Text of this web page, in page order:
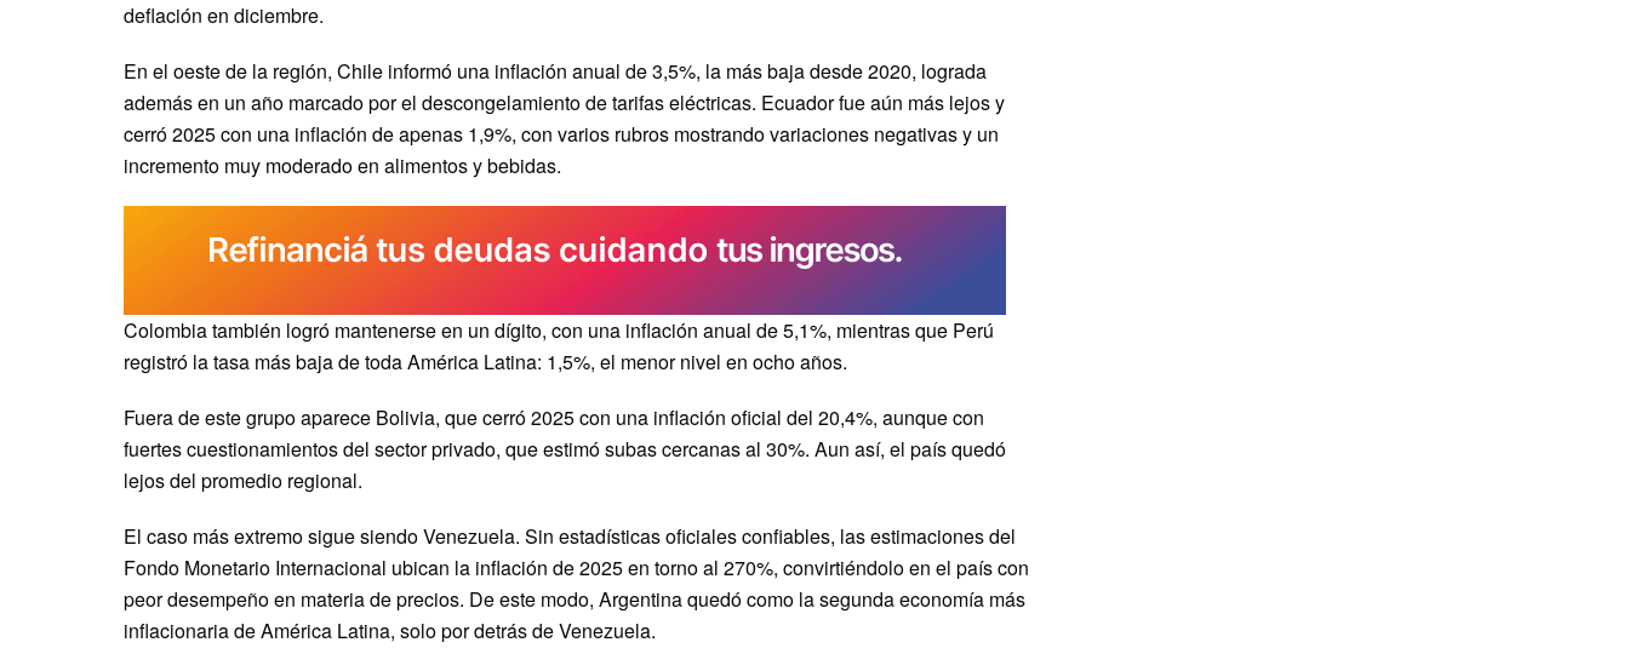
deflación en diciembre.
En el oeste de la región, Chile informó una inflación anual de 3,5%, la más baja desde 2020, lograda
además en un año marcado por el descongelamiento de tarifas eléctricas. Ecuador fue aún más lejos y
cerró 2025 con una inflación de apenas 1,9%, con varios rubros mostrando variaciones negativas y un
incremento muy moderado en alimentos y bebidas.
Colombia también logró mantenerse en un dígito, con una inflación anual de 5,1%, mientras que Perú
registró la tasa más baja de toda América Latina: 1,5%, el menor nivel en ocho años.
Fuera de este grupo aparece Bolivia, que cerró 2025 con una inflación oficial del 20,4%, aunque con
fuertes cuestionamientos del sector privado, que estimó subas cercanas al 30%. Aun así, el país quedó
lejos del promedio regional.
El caso más extremo sigue siendo Venezuela. Sin estadísticas oficiales confiables, las estimaciones del
Fondo Monetario Internacional ubican la inflación de 2025 en torno al 270%, convirtiéndolo en el país con
peor desempeño en materia de precios. De este modo, Argentina quedó como la segunda economía más
inflacionaria de América Latina, solo por detrás de Venezuela.